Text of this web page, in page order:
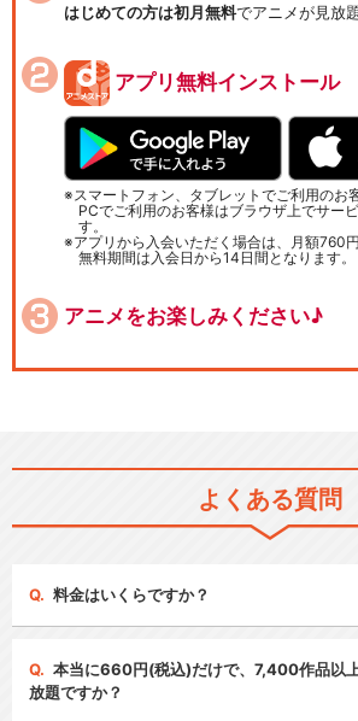
はじめての方は初月無料でアニメが見放
アプリ無料インストール
スマートフォン、タブレットでご利用のお
PCでご利用のお客様はブラウザ上でサー
す。
アプリから入会いただく場合は、月額760
無料期間は入会日から14日間となります。
アニメをお楽しみください♪
よくある質問
料金はいくらですか？
本当に660円(税込)だけで、7,400作品以
放題ですか？